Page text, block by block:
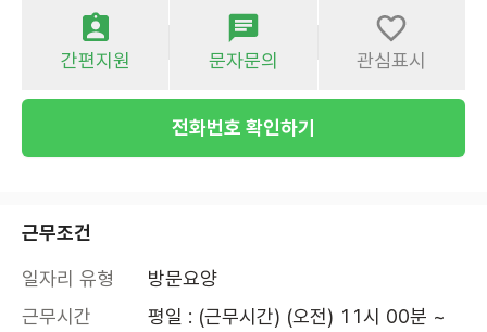
간편지원 문자문의 관심표시
전화번호 확인하기
근무조건
일자리 유형
방문요양
근무시간
평일 : (근무시간) (오전) 11시 00분 ~